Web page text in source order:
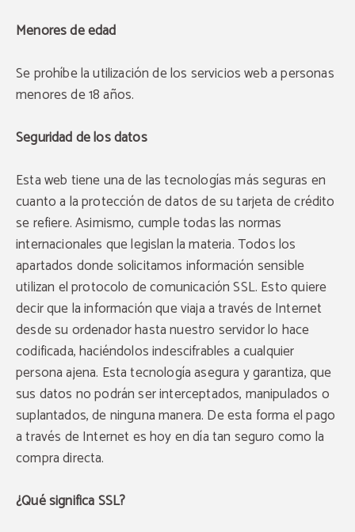
Menores de edad
Se prohíbe la utilización de los servicios web a personas
menores de 18 años.
Seguridad de los datos
Esta web tiene una de las tecnologías más seguras en
cuanto a la protección de datos de su tarjeta de crédito
se refiere. Asimismo, cumple todas las normas
internacionales que legislan la materia. Todos los
apartados donde solicitamos información sensible
utilizan el protocolo de comunicación SSL. Esto quiere
decir que la información que viaja a través de Internet
desde su ordenador hasta nuestro servidor lo hace
codificada, haciéndolos indescifrables a cualquier
persona ajena. Esta tecnología asegura y garantiza, que
sus datos no podrán ser interceptados, manipulados o
suplantados, de ninguna manera. De esta forma el pago
a través de Internet es hoy en día tan seguro como la
compra directa.
¿Qué significa SSL?